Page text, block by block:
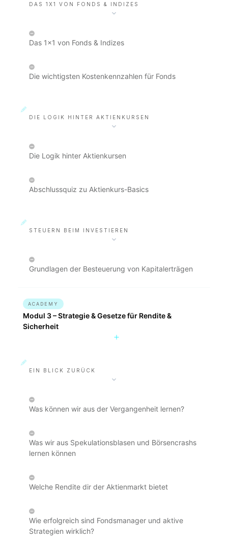
DAS 1X1 VON FONDS & INDIZES
Das 1x1 von Fonds & Indizes
Die wichtigsten Kostenkennzahlen für Fonds
DIE LOGIK HINTER AKTIENKURSEN
Die Logik hinter Aktienkursen
Abschlussquiz zu Aktienkurs-Basics
STEUERN BEIM INVESTIEREN
Grundlagen der Besteuerung von Kapitalerträgen
ACADEMY
Modul 3 – Strategie & Gesetze für Rendite &
Sicherheit
EIN BLICK ZURÜCK
Was können wir aus der Vergangenheit lernen?
Was wir aus Spekulationsblasen und Börsencrashs
lernen können
Welche Rendite dir der Aktienmarkt bietet
Wie erfolgreich sind Fondsmanager und aktive
Strategien wirklich?